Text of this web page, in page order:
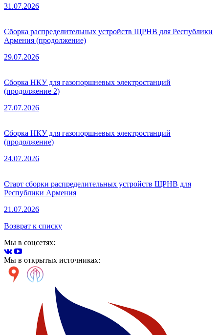
31.07.2026
Сборка распределительных устройств ЩРНВ для Республики
Армения (продолжение)
29.07.2026
Сборка НКУ для газопоршневых электростанций
(продолжение 2)
27.07.2026
Сборка НКУ для газопоршневых электростанций
(продолжение)
24.07.2026
Старт сборки распределительных устройств ЩРНВ для
Республики Армения
21.07.2026
Возврат к списку
Мы в соцсетях:
Мы в открытых источниках: